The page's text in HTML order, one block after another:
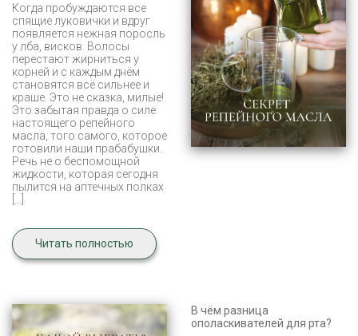
Когда пробуждаются все
спящие луковички и вдруг
появляется нежная поросль
у лба, висков. Волосы
перестают жирниться у
корней и с каждым днём
становятся всё сильнее и
краше. Это не сказка, милые!
Это забытая правда о силе
настоящего репейного
масла, того самого, которое
готовили наши прабабушки.
Речь не о беспомощной
жидкости, которая сегодня
пылится на аптечных полках
Читать полностью
В чём разница
ополаскивателей для рта?